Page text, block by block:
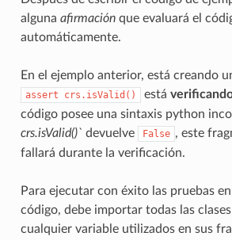
alguna afirmaciónque evaluará el
automáticamente.
En el ejemplo anterior, está creando
assert crs.isValid() está
código posee una sintaxis python
crs.isValid()` devuelve False , este
fallará durante la verificación.
Para ejecutar con éxito las pruebas
código, debe importar todas las
cualquier variable utilizados en sus